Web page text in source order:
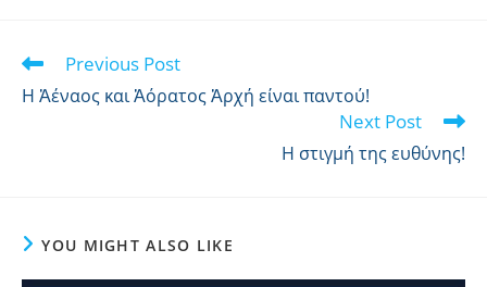
Previous Post
Η Ἀέναος και Ἀόρατος Ἀρχή είναι παντού!
Next Post
Η στιγμή της ευθύνης!
YOU MIGHT ALSO LIKE